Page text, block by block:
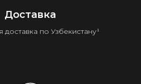
Доставка
доставка по Узбекистану¹